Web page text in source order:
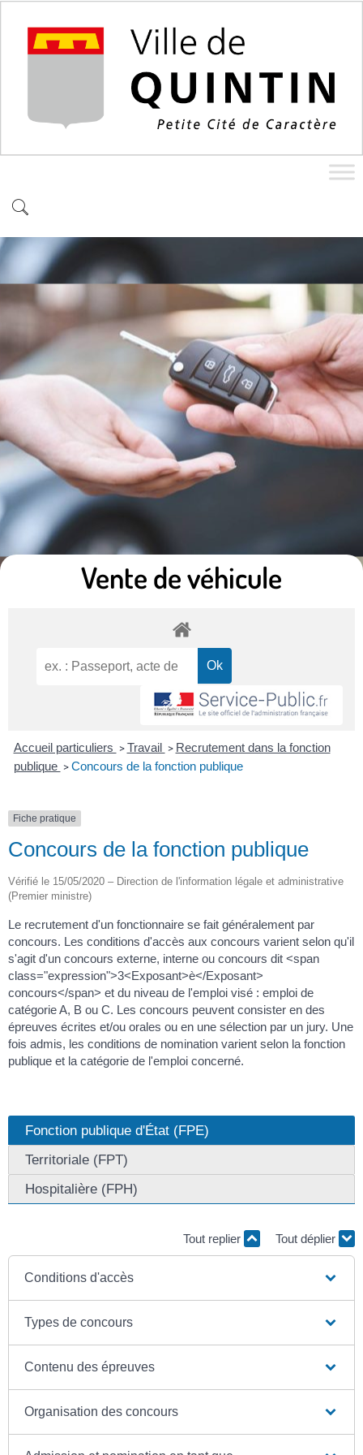
Vente de véhicule
Accueil particuliers > Travail > Recrutement dans la fonction
publique > Concours de la fonction publique
Fiche pratique
Concours de la fonction publique
Vérifié le 15/05/2020 – Direction de l'information légale et administrative
(Premier ministre)
Le recrutement d'un fonctionnaire se fait généralement par
concours. Les conditions d'accès aux concours varient selon qu'il
s'agit d'un concours externe, interne ou concours dit <span
class="expression">3<Exposant>è</Exposant>
concours</span> et du niveau de l'emploi visé : emploi de
catégorie A, B ou C. Les concours peuvent consister en des
épreuves écrites et/ou orales ou en une sélection par un jury. Une
fois admis, les conditions de nomination varient selon la fonction
publique et la catégorie de l'emploi concerné.
Fonction publique d'État (FPE)
Territoriale (FPT)
Hospitalière (FPH)
Tout replier Tout déplier
Conditions d'accès
Types de concours
Contenu des épreuves
Organisation des concours